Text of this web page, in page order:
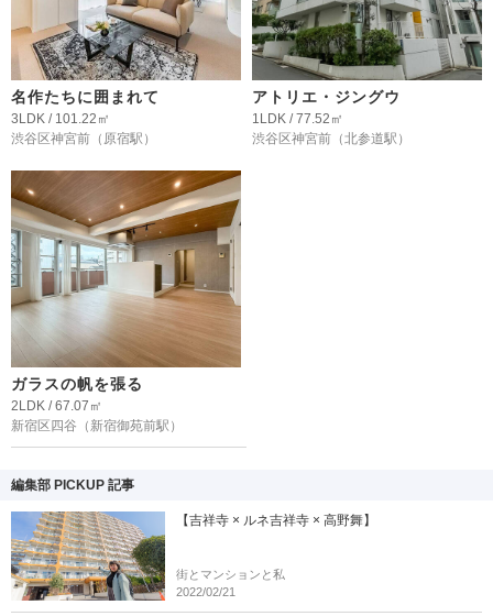
名作たちに囲まれて
3LDK / 101.22㎡
渋谷区神宮前 （原宿駅）
アトリエ・ジングウ
1LDK / 77.52㎡
渋谷区神宮前 （北参道駅）
ガラスの帆を張る
2LDK / 67.07㎡
新宿区四谷 （新宿御苑前駅）
編集部 PICKUP 記事
【吉祥寺 × ルネ吉祥寺 × 高野舞】
街とマンションと私
2022/02/21